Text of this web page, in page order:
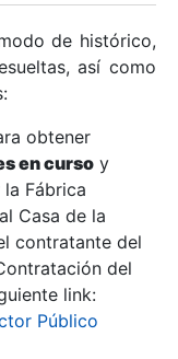
de histórico,
así como
obtener
en curso y
Fábrica
Casa de la
contratante del
del
link:
Público